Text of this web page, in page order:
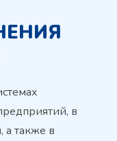
в
а также в